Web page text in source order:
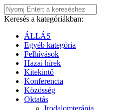
Keresés a kategóriákban:
ÁLLÁS
Egyéb kategória
Felhívások
Hazai hírek
Kitekintő
Konferencia
Közösség
Oktatás
Irodalomterápia